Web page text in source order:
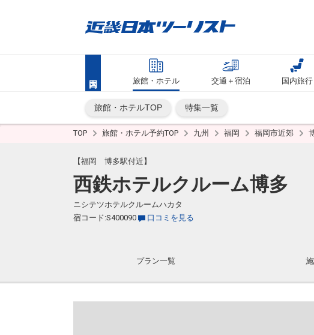
旅館・ホテル 交通＋宿泊 国内旅行
旅館・ホテルTOP 特集一覧
TOP 旅館・ホテル予約TOP 九州 福岡 福岡市近郊
【福岡 博多駅付近】
西鉄ホテルクルーム博多
ニシテツホテルクルームハカタ
宿コード:S400090
口コミを見る
プラン一覧